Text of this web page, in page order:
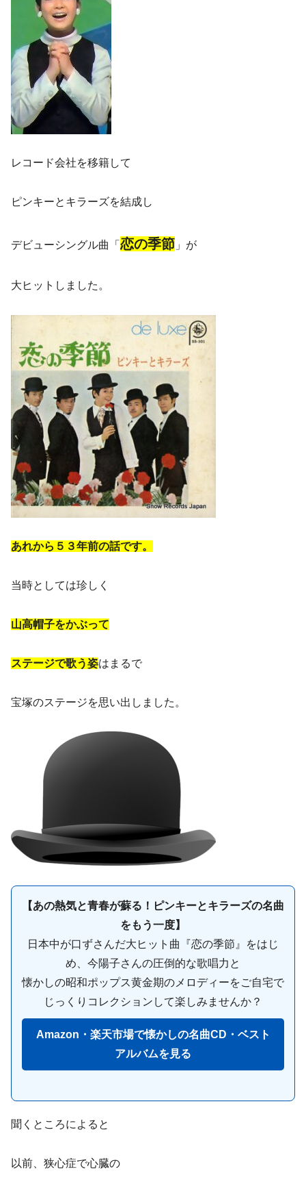
レコード会社を移籍して
ピンキーとキラーズを結成し
デビューシングル曲「 恋の季節 」が
大ヒットしました。
あれから５３年前の話です。
当時としては珍しく
山高帽子をかぶって
ステージで歌う姿はまるで
宝塚のステージを思い出しました。
【あの熱気と青春が蘇る！ピンキーとキラーズの名曲
をもう一度】
日本中が口ずさんだ大ヒット曲『恋の季節』をはじ
め、今陽子さんの圧倒的な歌唱力と
懐かしの昭和ポップス黄金期のメロディーをご自宅で
じっくりコレクションして楽しみませんか？
Amazon・楽天市場で懐かしの名曲CD・ベスト
アルバムを見る
聞くところによると
以前、狭心症で心臓の